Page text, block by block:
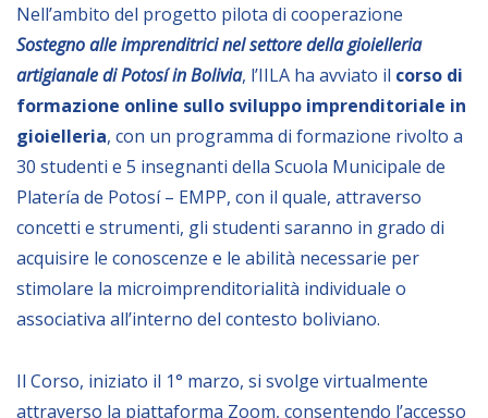
Patrimonio culturale
Empowerment socio- economico
Giustizia e Sicurezza
EUROsociAL
EL PAcCTO
EUROFRONT
COPOLAD III
AL-INVEST Verde
Nell’ambito del progetto pilota di cooperazione
Sostegno alle imprenditrici nel settore della gioielleria
artigianale di Potosí in Bolivia, l’IILA ha avviato il corso di
formazione online sullo sviluppo imprenditoriale in
gioielleria, con un programma di formazione rivolto a
30 studenti e 5 insegnanti della Scuola Municipale de
Platería de Potosí – EMPP, con il quale, attraverso
concetti e strumenti, gli studenti saranno in grado di
acquisire le conoscenze e le abilità necessarie per
stimolare la microimprenditorialità individuale o
associativa all’interno del contesto boliviano.
Il Corso, iniziato il 1° marzo, si svolge virtualmente
attraverso la piattaforma Zoom, consentendo l’accesso